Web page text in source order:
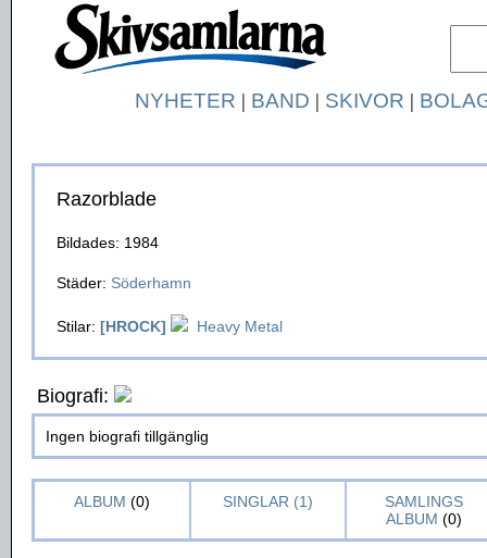
NYHETER | BAND | SKIVOR |
Razorblade
Bildades: 1984
Städer: Söderhamn
Stilar: [HROCK] Heavy Metal
Biografi:
Ingen biografi tillgänglig
ALBUM (0) SINGLAR (1)
SAMLINGS
ALBUM (0)